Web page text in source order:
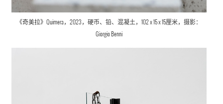
《奇美拉》Quimera，2023，硬币、铅、混凝土，102 x 15 x 15厘米，摄影：
Giorgio Benni